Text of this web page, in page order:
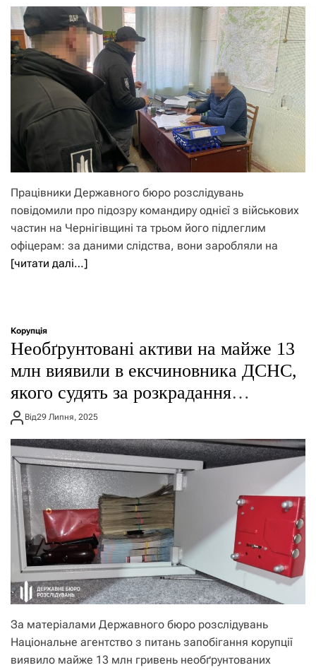
Працівники Державного бюро розслідувань
повідомили про підозру командиру однієї з військових
частин на Чернігівщині та трьом його підлеглим
офіцерам: за даними слідства, вони заробляли на
[читати далі…]
Корупція
Необґрунтовані активи на майже 13
млн виявили в ексчиновника ДСНС,
якого судять за розкрадання
пального
Від29 Липня, 2025
За матеріалами Державного бюро розслідувань
Національне агентство з питань запобігання корупції
виявило майже 13 млн гривень необґрунтованих